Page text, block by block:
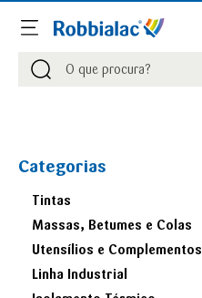
Procurar
Procurar
Categorias
Tintas
Massas, Betumes e Colas
Utensílios e Complementos
Linha Industrial